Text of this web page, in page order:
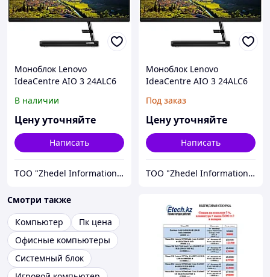
Моноблок Lenovo
IdeaCentre AIO 3 24ALC6
В наличии
Цену уточняйте
Написать
ТОО "Zhedel Information Systems"
Моноблок Lenovo
IdeaCentre AIO 3 24ALC6
Под заказ
Цену уточняйте
Написать
ТОО "Zhedel Information Systems"
Смотри также
Компьютер
Пк цена
Офисные компьютеры
Системный блок